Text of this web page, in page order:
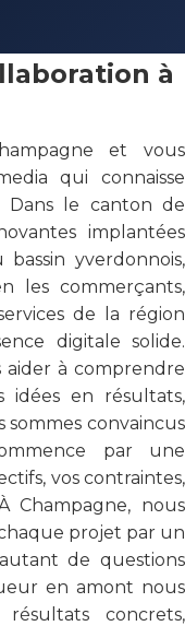
à
et vous
qui connaisse
Dans le canton de
implantées
yverdonnois,
les commerçants,
de la région
digitale solide.
à comprendre
idées en résultats,
sommes convaincus
par une
vos contraintes,
nous
projet par un
de questions
en amont nous
concrets,